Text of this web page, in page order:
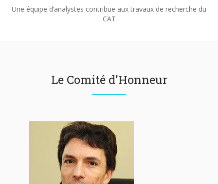
Une équipe d’analystes contribue aux travaux de recherche du
CAT
Le Comité d'Honneur